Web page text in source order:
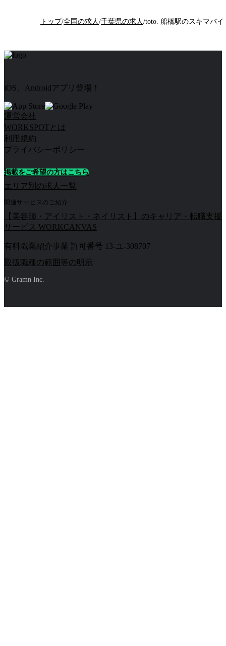
トップ/全国の求人 /千葉県の求人 /toto. 船橋駅のスキマバイ
iOS、Androidアプリ登場！
運営会社
WORKSPOTとは
利用規約
プライバシーポリシー
掲載をご希望の方はこちら
エリア別の求人一覧
関連サービスのご紹介
【美容師・アイリスト・ネイリスト】のキャリア・転職支援
サービス WORKCANVAS
有料職業紹介事業 許可番号 13-ユ-308707
取扱職種の範囲等の明示
© Gramn Inc.